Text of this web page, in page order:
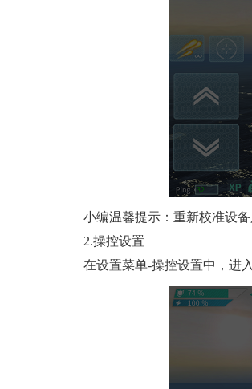
小编温馨提示：重新校准设
2.操控设置
在设置菜单-操控设置中，进